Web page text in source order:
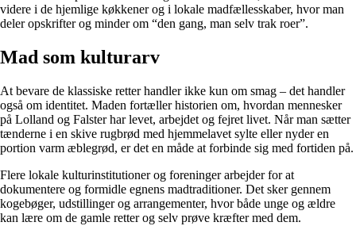
videre i de hjemlige køkkener og i lokale madfællesskaber, hvor man
deler opskrifter og minder om “den gang, man selv trak roer”.
Mad som kulturarv
At bevare de klassiske retter handler ikke kun om smag – det handler
også om identitet. Maden fortæller historien om, hvordan mennesker
på Lolland og Falster har levet, arbejdet og fejret livet. Når man sætter
tænderne i en skive rugbrød med hjemmelavet sylte eller nyder en
portion varm æblegrød, er det en måde at forbinde sig med fortiden på.
Flere lokale kulturinstitutioner og foreninger arbejder for at
dokumentere og formidle egnens madtraditioner. Det sker gennem
kogebøger, udstillinger og arrangementer, hvor både unge og ældre
kan lære om de gamle retter og selv prøve kræfter med dem.